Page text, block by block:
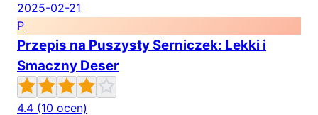
2025-02-21
P
Przepis na Puszysty Serniczek: Lekki i
Smaczny Deser
4.4 (10 ocen)